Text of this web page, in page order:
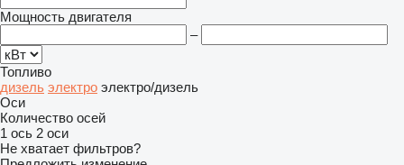
Мощность двигателя
–
Топливо
дизель электро электро/дизель
Оси
Количество осей
1 ось 2 оси
Не хватает фильтров?